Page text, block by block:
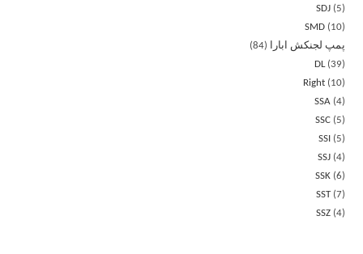
SDJ
5
SMD
10
پمپ لجنکش ابارا
84
DL 39
Right
10
SSA 4
SSC
5
SSI
5
SSJ 4
SSK 6
SST 7
SSZ 4